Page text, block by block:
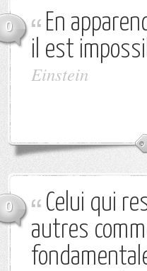
0
En
il est
Einstein
0
Celui qui
autres